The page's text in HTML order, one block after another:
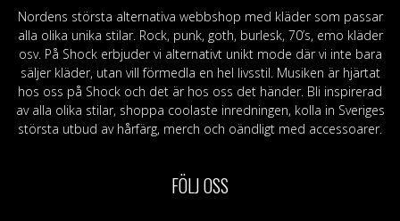
Nordens största alternativa webbshop med kläder som passar
alla olika unika stilar. Rock, punk, goth, burlesk, 70’s, emo kläder
osv. På Shock erbjuder vi alternativt unikt mode där vi inte bara
säljer kläder, utan vill förmedla en hel livsstil. Musiken är hjärtat
hos oss på Shock och det är hos oss det händer. Bli inspirerad
av alla olika stilar, shoppa coolaste inredningen, kolla in Sveriges
största utbud av hårfärg, merch och oändligt med accessoarer.
FÖLJ OSS